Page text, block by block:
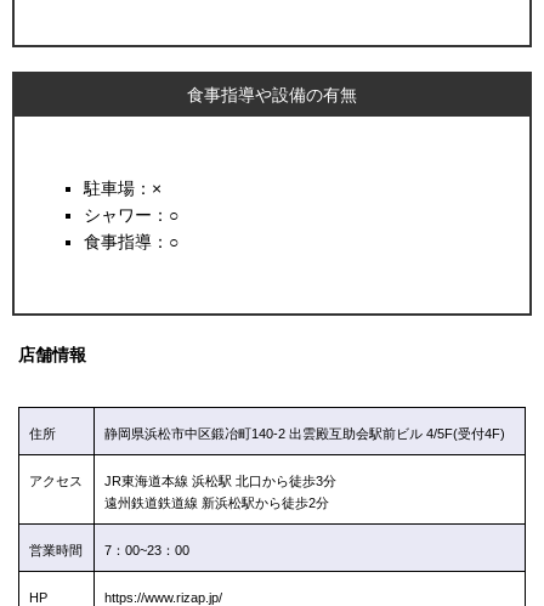
食事指導や設備の有無
駐車場：×
シャワー：○
食事指導：○
店舗情報
住所 静岡県浜松市中区鍛冶町140-2 出雲殿互助会駅前ビル 4/5F(受付4F)
アクセス
JR東海道本線 浜松駅 北口から徒歩3分
遠州鉄道鉄道線 新浜松駅から徒歩2分
営業時間 7：00~23：00
HP https://www.rizap.jp/